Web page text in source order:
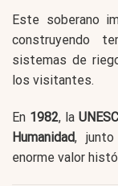
Este soberano
construyendo
sistemas de
los visitantes.
En 1982, la
Humanidad, junto
enorme valor